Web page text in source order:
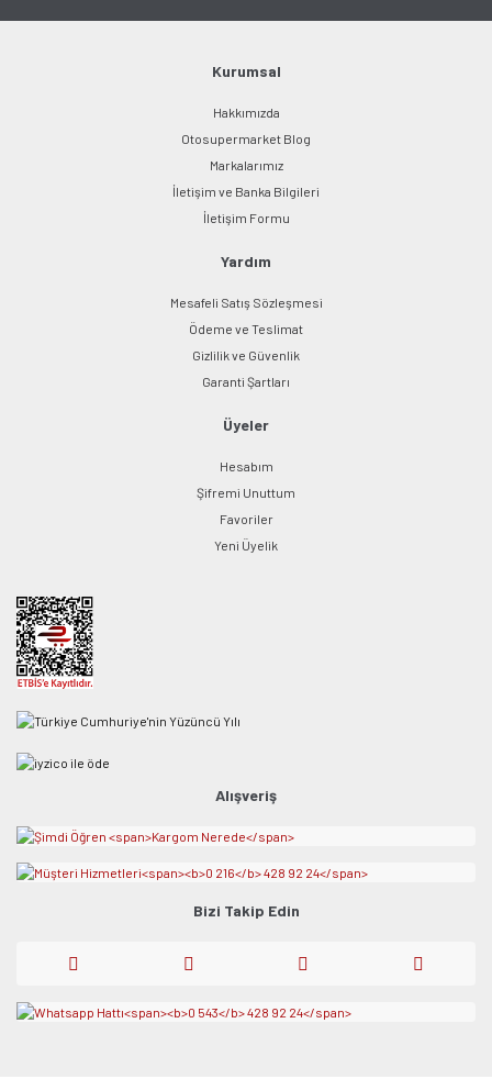
Bu ürüne benzer farklı alternatifler olmalı.
Gönder
Kurumsal
Hakkımızda
Otosupermarket Blog
Markalarımız
İletişim ve Banka Bilgileri
İletişim Formu
Yardım
Mesafeli Satış Sözleşmesi
Ödeme ve Teslimat
Gizlilik ve Güvenlik
Garanti Şartları
Üyeler
Hesabım
Şifremi Unuttum
Favoriler
Yeni Üyelik
Alışveriş
Bizi Takip Edin